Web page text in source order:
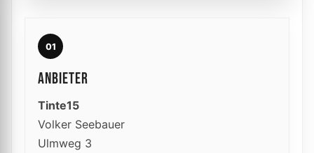
01
ANBIETER
Tinte15
Volker Seebauer
Ulmweg 3